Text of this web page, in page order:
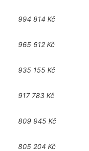
994 814 Kč
965 612 Kč
935 155 Kč
917 783 Kč
809 945 Kč
805 204 Kč